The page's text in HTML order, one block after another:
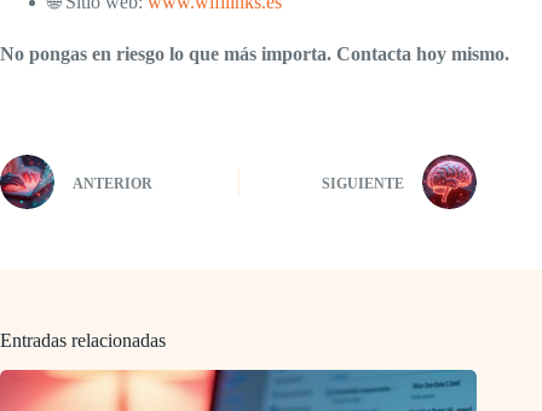
No pongas en riesgo lo que más importa. Contacta hoy mismo.
ANTERIOR SIGUIENTE
Entradas relacionadas